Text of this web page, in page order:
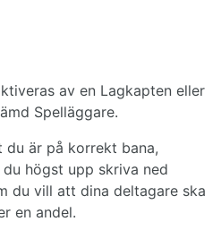
av en Lagkapten eller
Spelläggare.
du är på korrekt bana,
högst upp skriva ned
du vill att dina deltagare ska
en andel.